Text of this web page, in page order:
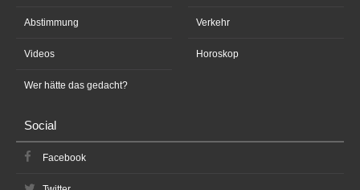
Abstimmung
Videos
Wer hätte das gedacht?
Verkehr
Horoskop
Social
Facebook